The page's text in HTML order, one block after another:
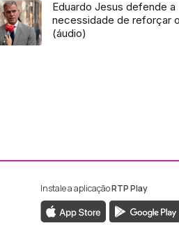
Eduardo Jesus defende a
necessidade de reforçar
(áudio)
da RTP Madeira
da RTP Madeira
Instale a aplicaçãoRTP Play